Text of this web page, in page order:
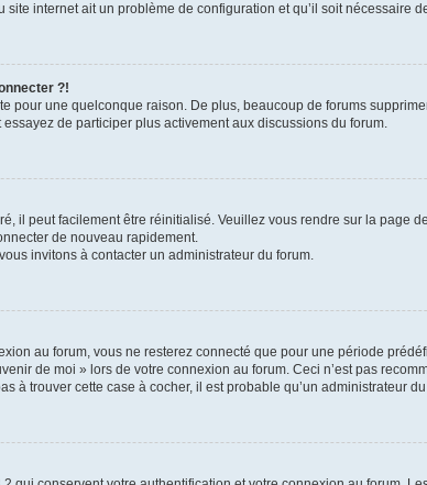
internet ait un problème de configuration et qu’il soit nécessaire
?!
pour une quelconque raison. De plus, beaucoup de forums
de participer plus activement aux discussions du forum.
il peut facilement être réinitialisé. Veuillez vous rendre sur la page
de nouveau rapidement.
invitons à contacter un administrateur du forum.
au forum, vous ne resterez connecté que pour une période
de moi » lors de votre connexion au forum. Ceci n’est pas
à trouver cette case à cocher, il est probable qu’un administrateur